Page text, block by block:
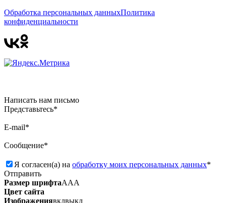
Обработка персональных данныхПолитика
конфиденциальности
Написать нам письмо
Представьтесь*
E-mail*
Сообщение*
Я согласен(а) на обработку моих персональных данных*
Отправить
Размер шрифтаААА
Цвет сайта
Изображениявклвыкл